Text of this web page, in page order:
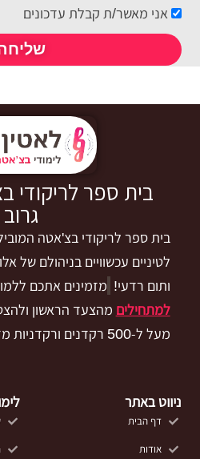
אני מאשר/ת קבלת עדכונים
בית ספר לריקודי
גרוב
בית ספר לריקודי בצ'אטה
לטיניים עכשוויים בניהולם של
ותום רדעי! מזמינים אתכם
למתחילים מהצעד הראשון
מעל ל-500 רקדנים ורקדניות מדי חודש!
ניווט באתר
דף הבית
אודות